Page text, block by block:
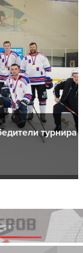
турнира